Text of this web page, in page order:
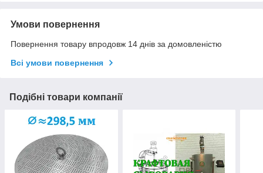
Умови повернення
Повернення товару впродовж 14 днів за домовленістю
Всі умови повернення
Подібні товари компанії